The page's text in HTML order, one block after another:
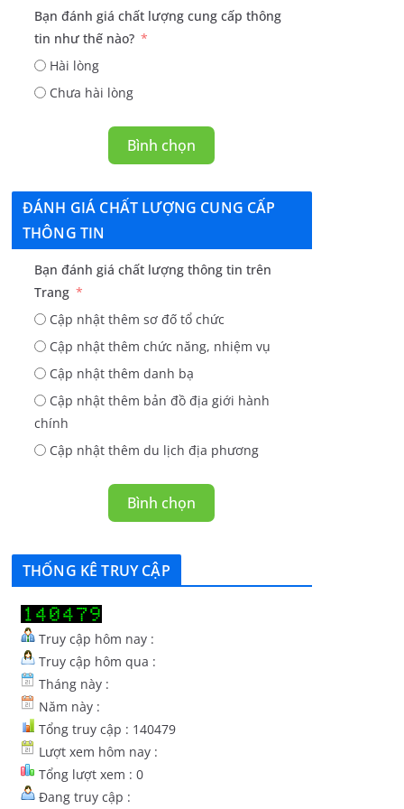
Bạn đánh giá chất lượng cung cấp thông
tin như thế nào?
Hài lòng
Chưa hài lòng
Bình chọn
ĐÁNH GIÁ CHẤT LƯỢNG CUNG CẤP
THÔNG TIN
Bạn đánh giá chất lượng thông tin trên
Trang
Cập nhật thêm sơ đố tổ chức
Cập nhật thêm chức năng, nhiệm vụ
Cập nhật thêm danh bạ
Cập nhật thêm bản đồ địa giới hành
chính
Cập nhật thêm du lịch địa phương
Bình chọn
THỐNG KÊ TRUY CẬP
Truy cập hôm nay :
Truy cập hôm qua :
Tháng này :
Năm này :
Tổng truy cập : 140479
Lượt xem hôm nay :
Tổng lượt xem : 0
Đang truy cập :